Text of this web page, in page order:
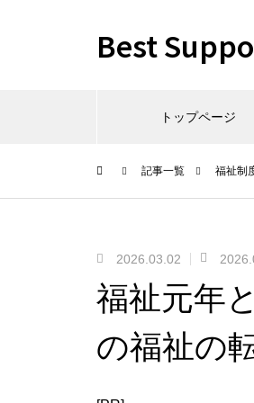
Best
トップページ
記事一覧 福祉制
2026.03.02
福祉元年
の福祉の